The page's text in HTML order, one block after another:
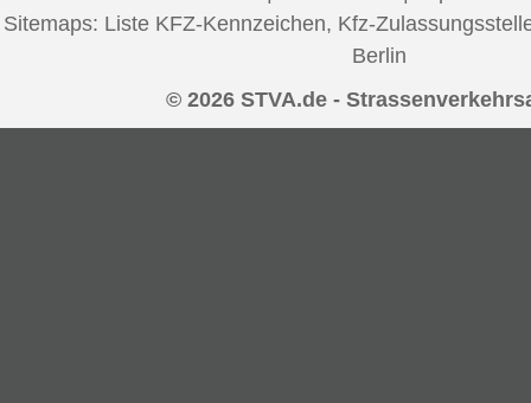
Sitemaps: Liste KFZ-Kennzeichen, Kfz-
Berlin
© 2026 STVA.de -